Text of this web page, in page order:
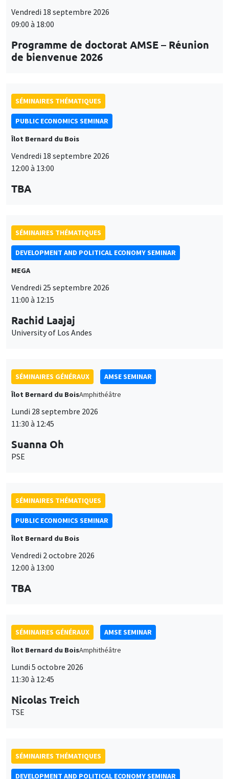
Vendredi 18 septembre 2026
09:00 à 18:00
Programme de doctorat AMSE – Réunion
de bienvenue 2026
SÉMINAIRES THÉMATIQUES
PUBLIC ECONOMICS SEMINAR
Îlot Bernard du Bois
Vendredi 18 septembre 2026
12:00 à 13:00
TBA
SÉMINAIRES THÉMATIQUES
DEVELOPMENT AND POLITICAL ECONOMY SEMINAR
MEGA
Vendredi 25 septembre 2026
11:00 à 12:15
Rachid Laajaj
University of Los Andes
SÉMINAIRES GÉNÉRAUX
AMSE SEMINAR
Îlot Bernard du BoisAmphithéâtre
Lundi 28 septembre 2026
11:30 à 12:45
Suanna Oh
PSE
SÉMINAIRES THÉMATIQUES
PUBLIC ECONOMICS SEMINAR
Îlot Bernard du Bois
Vendredi 2 octobre 2026
12:00 à 13:00
TBA
SÉMINAIRES GÉNÉRAUX
AMSE SEMINAR
Îlot Bernard du BoisAmphithéâtre
Lundi 5 octobre 2026
11:30 à 12:45
Nicolas Treich
TSE
SÉMINAIRES THÉMATIQUES
DEVELOPMENT AND POLITICAL ECONOMY SEMINAR